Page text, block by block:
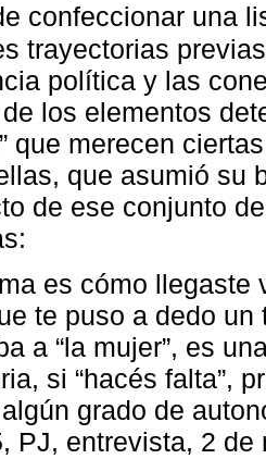
confeccionar una
trayectorias
política y las
los elementos
que merecen
que asumió su
de ese conjunto
es cómo llegaste
te puso a dedo
a “la mujer”, es
si “hacés falta”,
grado de
PJ, entrevista, 2 de